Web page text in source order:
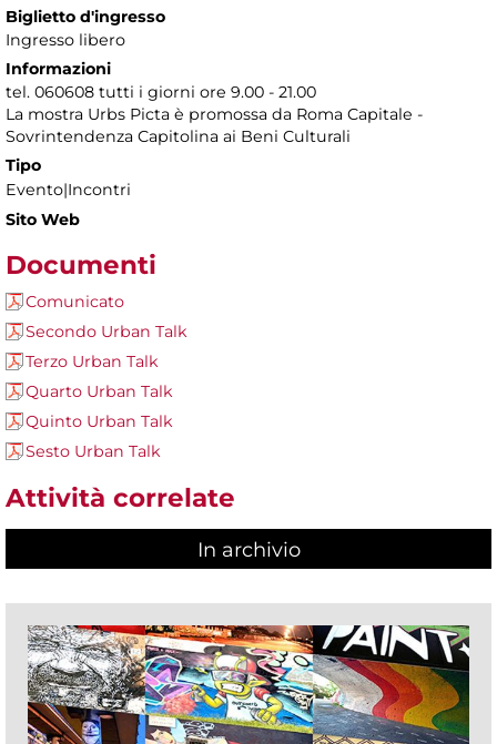
Biglietto d'ingresso
Ingresso libero
Informazioni
tel. 060608 tutti i giorni ore 9.00 - 21.00
La mostra Urbs Picta è promossa da Roma Capitale -
Sovrintendenza Capitolina ai Beni Culturali
Tipo
Evento|Incontri
Sito Web
Documenti
Comunicato
Secondo Urban Talk
Terzo Urban Talk
Quarto Urban Talk
Quinto Urban Talk
Sesto Urban Talk
Attività correlate
In archivio